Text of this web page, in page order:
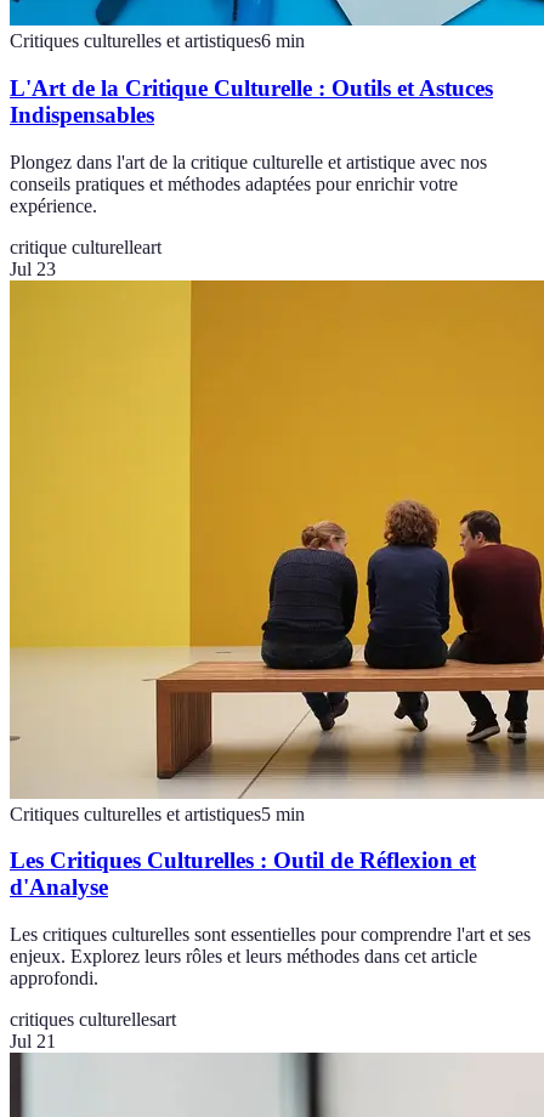
Critiques culturelles et artistiques6 min
L'Art de la Critique Culturelle : Outils et Astuces
Indispensables
Plongez dans l'art de la critique culturelle et artistique avec nos
conseils pratiques et méthodes adaptées pour enrichir votre
expérience.
critique culturelleart
Jul 23
Critiques culturelles et artistiques5 min
Les Critiques Culturelles : Outil de Réflexion et
d'Analyse
Les critiques culturelles sont essentielles pour comprendre l'art et ses
enjeux. Explorez leurs rôles et leurs méthodes dans cet article
approfondi.
critiques culturellesart
Jul 21